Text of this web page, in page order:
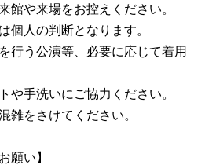
や来場をお控えください。
人の判断となります。
行う公演等、必要に応じて着用
手洗いにご協力ください。
をさけてください。
願い】